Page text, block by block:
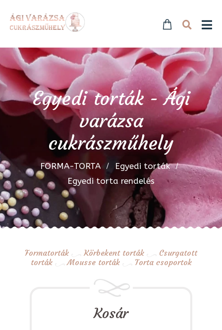
Egyedi torták - Ági
varázsa
cukrászműhely
FORMA-TORTA
Egyedi torták
Egyedi torta rendelés
Formatorták Körbekent torták
Csurgatott
torták
Mousse torták Torta csoportok
Kosár